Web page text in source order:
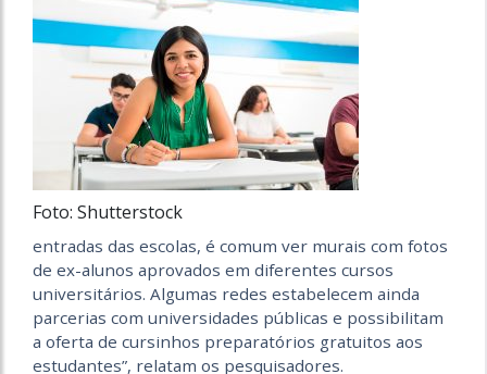
Foto: Shutterstock
entradas das escolas, é comum ver murais com fotos
de ex-alunos aprovados em diferentes cursos
universitários. Algumas redes estabelecem ainda
parcerias com universidades públicas e possibilitam
a oferta de cursinhos preparatórios gratuitos aos
estudantes”, relatam os pesquisadores.